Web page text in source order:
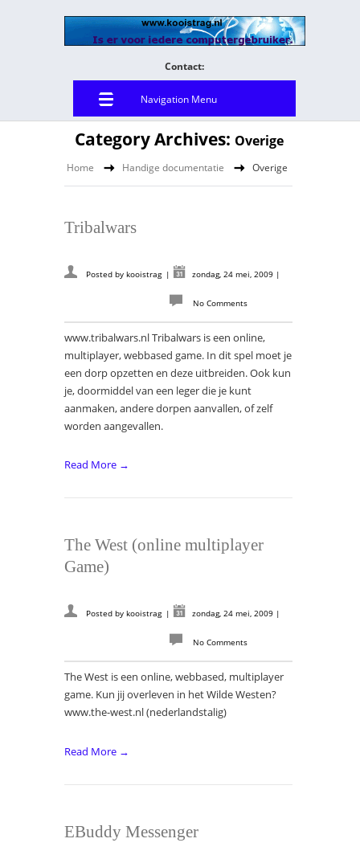
Contact:
Navigation Menu
Category Archives: Overige
Home Handige documentatie Overige
Tribalwars
Posted by kooistrag | zondag, 24 mei, 2009 |
No Comments
www.tribalwars.nl Tribalwars is een online,
multiplayer, webbased game. In dit spel moet je
een dorp opzetten en deze uitbreiden. Ook kun
je, doormiddel van een leger die je kunt
aanmaken, andere dorpen aanvallen, of zelf
worden aangevallen.
Read More →
The West (online multiplayer
Game)
Posted by kooistrag | zondag, 24 mei, 2009 |
No Comments
The West is een online, webbased, multiplayer
game. Kun jij overleven in het Wilde Westen?
www.the-west.nl (nederlandstalig)
Read More →
EBuddy Messenger